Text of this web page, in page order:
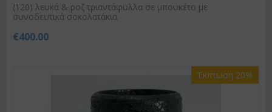
(120) λευκά & ροζ τριαντάφυλλα σε μπουκέτο με
συνοδευτικά σοκολατάκια
€400.00
Έκπτωση 20%